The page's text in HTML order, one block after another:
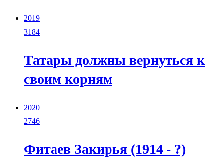
2019
3184
Татары должны вернуться к
своим корням
2020
2746
Фитаев Закирья (1914 - ?)